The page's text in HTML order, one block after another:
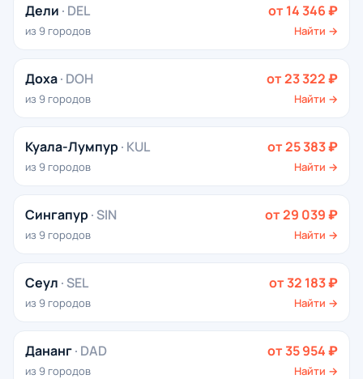
Дели · DEL
из 9 городов
от 14 346 ₽
Найти →
Доха· DOH
из 9 городов
от 23 322 ₽
Найти →
Куала-Лумпур· KUL
из 9 городов
от 25 383 ₽
Найти →
Сингапур· SIN
из 9 городов
от 29 039 ₽
Найти →
Сеул · SEL
из 9 городов
от 32 183 ₽
Найти →
Дананг· DAD
из 9 городов
от 35 954 ₽
Найти →